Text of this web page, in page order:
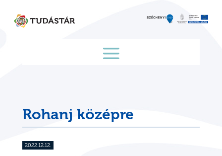
content
Rohanj középre
2022.12.12.